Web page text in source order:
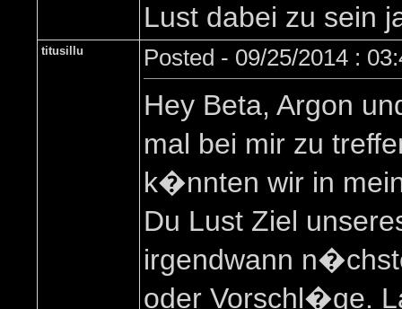
Lust dabei zu sein
titusillu Posted - 09/25/2014 :
Hey Beta, Argon
mal bei mir zu
k�nnten wir in
Du Lust Ziel
irgendwann
oder Vorschl�ge.